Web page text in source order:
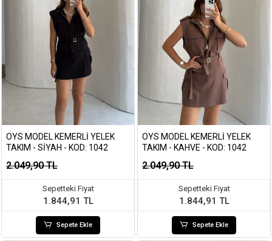
OYS MODEL KEMERLI YELEK
TAKIM - SIYAH - KOD: 1042
2.049,90 TL
Sepetteki Fiyat
1.844,91 TL
Sepete Ekle
OYS MODEL KEMERLI YELEK
TAKIM - KAHVE - KOD: 1042
2.049,90 TL
Sepetteki Fiyat
1.844,91 TL
Sepete Ekle